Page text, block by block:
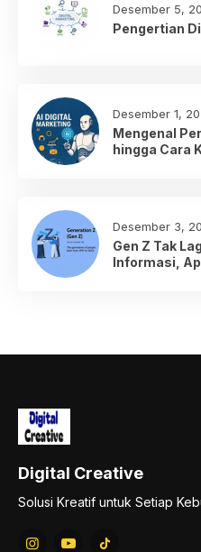
Desember 5,
Pengertian
Desember 1,
Mengenal
hingga Cara
Desember 3,
Gen Z Tak
Informasi,
Digital Creative
Solusi Kreatif untuk Setiap